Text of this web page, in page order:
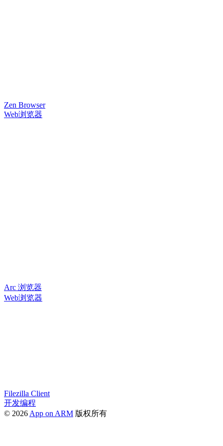
Zen Browser
Web浏览器
Arc 浏览器
Web浏览器
Filezilla Client
开发编程
© 2026 App on ARM 版权所有